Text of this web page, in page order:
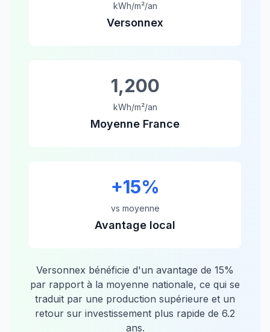
kWh/m²/an
Versonnex
1,200
kWh/m²/an
Moyenne France
+15%
vs moyenne
Avantage local
Versonnex bénéficie d'un avantage de 15%
par rapport à la moyenne nationale, ce qui se
traduit par une production supérieure et un
retour sur investissement plus rapide de 6.2
ans.